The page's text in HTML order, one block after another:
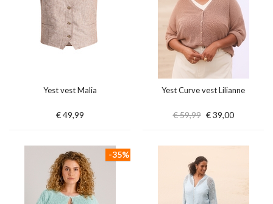
Yest vest Malia
€ 49,99
Yest Curve vest Lilianne
€ 59,99 € 39,00
-35%